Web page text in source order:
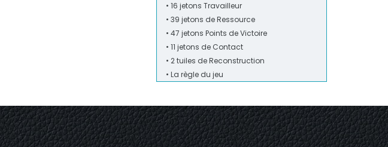
• 16 jetons Travailleur
• 39 jetons de Ressource
• 47 jetons Points de Victoire
• 11 jetons de Contact
• 2 tuiles de Reconstruction
• La règle du jeu